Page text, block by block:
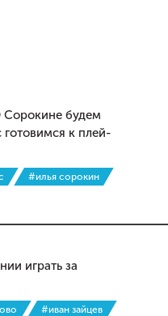
Сорокине будем
готовимся к плей-
#илья сорокин
играть за
#иван зайцев